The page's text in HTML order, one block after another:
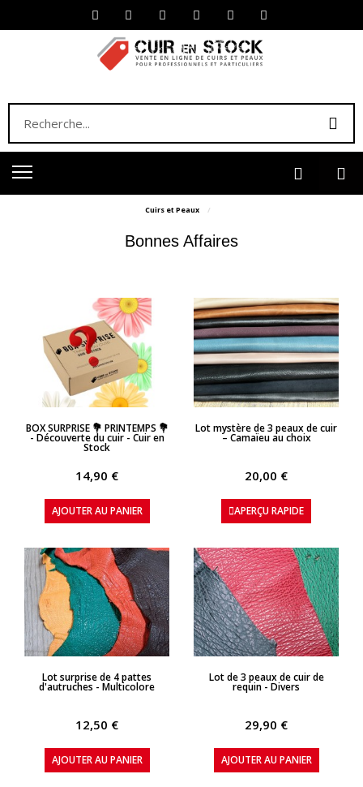
Cuirs et Peaux
Bonnes Affaires
APERÇU RAPIDE
BOX SURPRISE 💐 PRINTEMPS 💐
- Découverte du cuir - Cuir en
Stock
14,90 €
AJOUTER AU PANIER
APERÇU RAPIDE
Lot mystère de 3 peaux de cuir
– Camaïeu au choix
20,00 €
APERÇU RAPIDE
APERÇU RAPIDE
Lot surprise de 4 pattes
d'autruches - Multicolore
12,50 €
AJOUTER AU PANIER
APERÇU RAPIDE
Lot de 3 peaux de cuir de
requin - Divers
29,90 €
AJOUTER AU PANIER